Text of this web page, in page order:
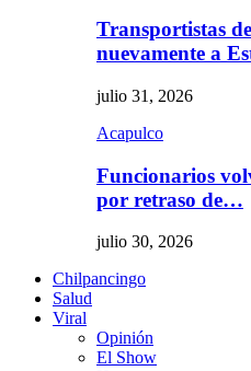
Transportistas
nuevamente a
julio 31, 2026
Acapulco
Funcionarios
por retraso de…
julio 30, 2026
Chilpancingo
Salud
Viral
Opinión
El Show